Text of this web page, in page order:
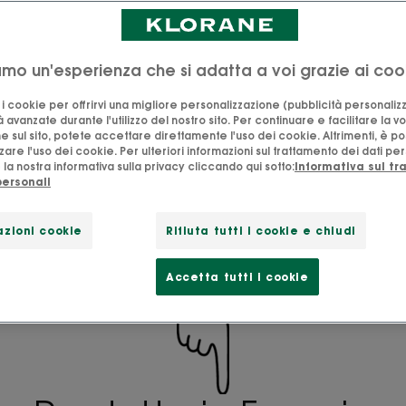
corolla blu-viola rende incantevoli i campi
innocentemente nel vento in mezzo al grano
come appare. Gentile con il pianeta, contribuisce alla
grazie alla sua delicata composizione, può essere
gli occhi irritati. Klorane lo ha reso l’ingrediente
per gli occhi, ma non prima di garantire
biologiche e sostenibili. Ti sveliamo di più sul fiordaliso!
un'esperienza che si adatta a voi grazie ai
i cookie per offrirvi una migliore personalizzazione (pubblicità
avanzate durante l'utilizzo del nostro sito. Per continuare e facilitare la
sul sito, potete accettare direttamente l'uso dei cookie. Altrimenti, è
l'uso dei cookie. Per ulteriori informazioni sul trattamento dei dati
la nostra informativa sulla privacy cliccando qui sotto:Informativa sul
cookie Rifiuta tutti i cookie e chiudi
Accetta tutti i cookie